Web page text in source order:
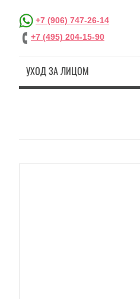
+7 (906) 747-26-14
+7 (495) 204-15-90
УХОД ЗА ЛИЦОМ